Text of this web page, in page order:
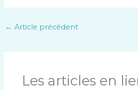
← Article précédent
Les articles en